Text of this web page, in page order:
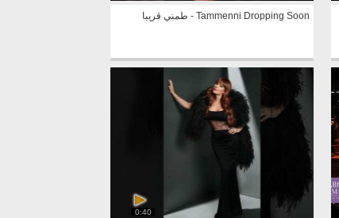
Tammenni Dropping Soon - طمني قريبا
0:40